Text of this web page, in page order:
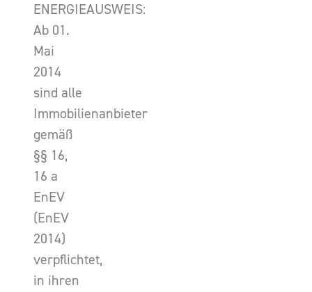
ENERGIEAUSWEIS:
Ab 01.
Mai
2014
sind alle
Immobilienanbieter
gemäß
§§ 16,
16 a
EnEV
(EnEV
2014)
verpflichtet,
in ihren